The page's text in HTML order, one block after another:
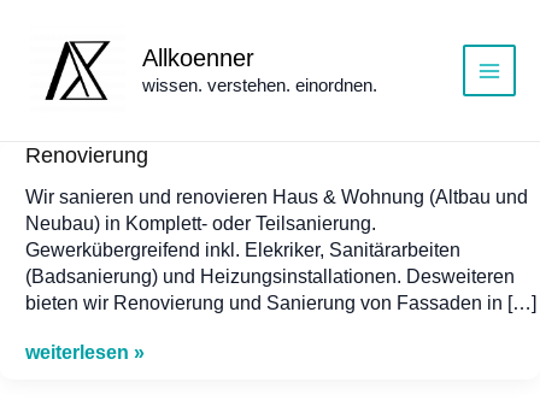
springen
Allkoenner
wissen. verstehen. einordnen.
Main
Renovierung
Wir sanieren und renovieren Haus & Wohnung (Altbau und
Neubau) in Komplett- oder Teilsanierung.
Gewerkübergreifend inkl. Elekriker, Sanitärarbeiten
(Badsanierung) und Heizungsinstallationen. Desweiteren
bieten wir Renovierung und Sanierung von Fassaden in […]
Renovierung
weiterlesen »